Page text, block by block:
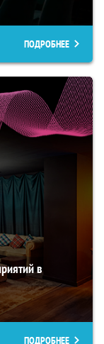
ПОДРОБНЕЕ
в
ПОДРОБНЕЕ